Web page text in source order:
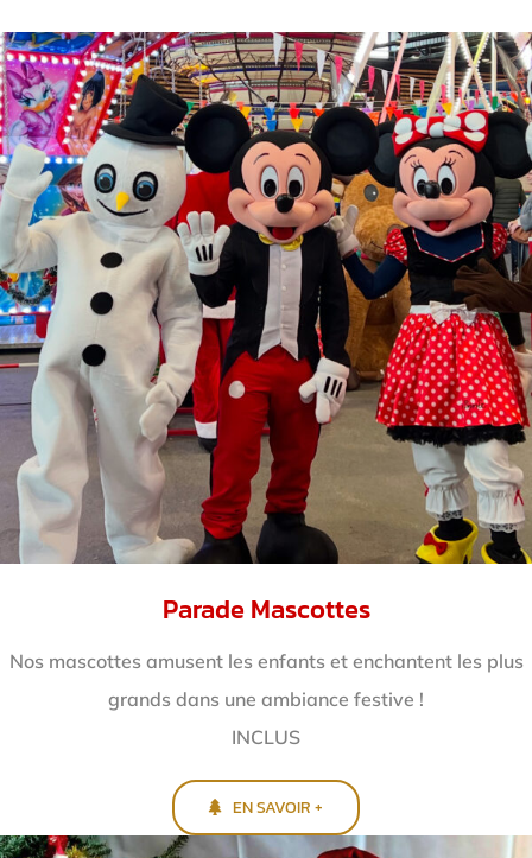
Parade Mascottes
Nos mascottes amusent les enfants et enchantent les plus
grands dans une ambiance festive !
INCLUS
EN SAVOIR +